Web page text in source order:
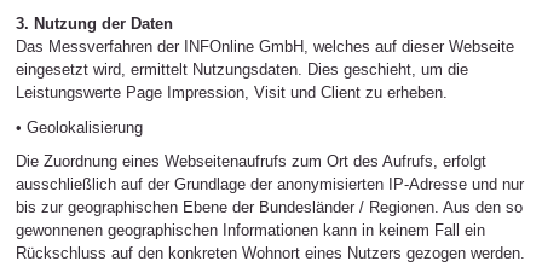
3. Nutzung der Daten
Das Messverfahren der INFOnline GmbH, welches auf dieser Webseite
eingesetzt wird, ermittelt Nutzungsdaten. Dies geschieht, um die
Leistungswerte Page Impression, Visit und Client zu erheben.
• Geolokalisierung
Die Zuordnung eines Webseitenaufrufs zum Ort des Aufrufs, erfolgt
ausschließlich auf der Grundlage der anonymisierten IP-Adresse und nur
bis zur geographischen Ebene der Bundesländer / Regionen. Aus den so
gewonnenen geographischen Informationen kann in keinem Fall ein
Rückschluss auf den konkreten Wohnort eines Nutzers gezogen werden.